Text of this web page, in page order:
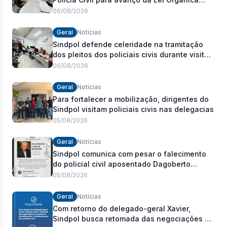
Estadual
06/08/2026
Geral Notícias
Sindpol defende celeridade na tramitação
dos pleitos dos policiais civis durante visita
às delegacias
06/08/2026
Geral Notícias
Para fortalecer a mobilização, dirigentes do
Sindpol visitam policiais civis nas delegacias
05/08/2026
Geral Notícias
Sindpol comunica com pesar o falecimento
do policial civil aposentado Dagoberto
Carlos Romeiro
05/08/2026
Geral Notícias
Com retorno do delegado-geral Xavier,
Sindpol busca retomada das negociações da